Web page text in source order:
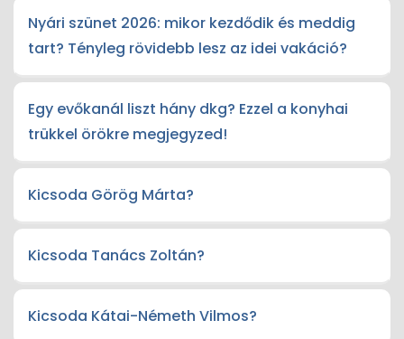
Nyári szünet 2026: mikor kezdődik és meddig
tart? Tényleg rövidebb lesz az idei vakáció?
Egy evőkanál liszt hány dkg? Ezzel a konyhai
trükkel örökre megjegyzed!
Kicsoda Görög Márta?
Kicsoda Tanács Zoltán?
Kicsoda Kátai-Németh Vilmos?